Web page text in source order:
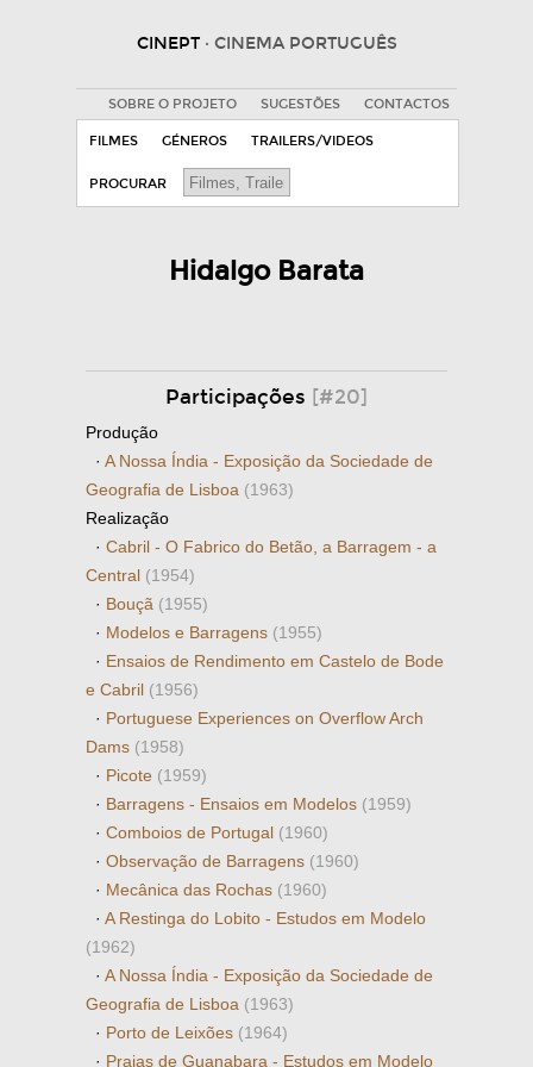
CINEPT · CINEMA PORTUGUÊS
SOBRE O PROJETO SUGESTÕES CONTACTOS
FILMES GÉNEROS TRAILERS/VIDEOS
PROCURAR
Hidalgo Barata
Participações [#20]
Produção
· A Nossa Índia - Exposição da Sociedade de
Geografia de Lisboa (1963)
Realização
· Cabril - O Fabrico do Betão, a Barragem - a
Central (1954)
· Bouçã (1955)
· Modelos e Barragens (1955)
· Ensaios de Rendimento em Castelo de Bode
e Cabril (1956)
· Portuguese Experiences on Overflow Arch
Dams (1958)
· Picote (1959)
· Barragens - Ensaios em Modelos (1959)
· Comboios de Portugal (1960)
· Observação de Barragens (1960)
· Mecânica das Rochas (1960)
· A Restinga do Lobito - Estudos em Modelo
(1962)
· A Nossa Índia - Exposição da Sociedade de
Geografia de Lisboa (1963)
· Porto de Leixões (1964)
· Praias de Guanabara - Estudos em Modelo